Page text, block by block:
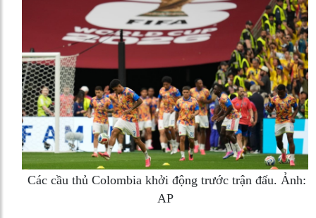
Các cầu thủ Colombia khởi động trước trận đấu. Ảnh:
AP